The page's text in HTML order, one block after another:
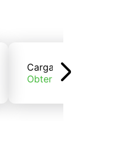
Carga de trem
Obter ofertas